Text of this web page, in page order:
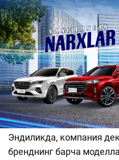
Эндиликда, компания
бренднинг барча